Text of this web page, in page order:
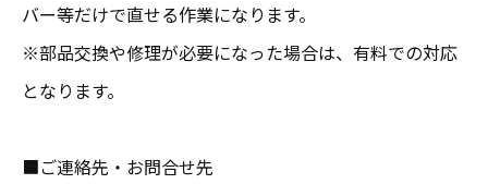
バー等だけで直せる作業になります。
※部品交換や修理が必要になった場合は、有料での対応
となります。
■ご連絡先・お問合せ先